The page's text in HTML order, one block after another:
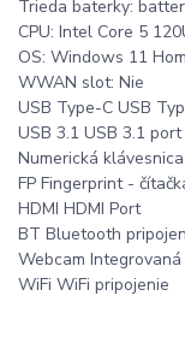
Trieda baterky:
CPU: Intel Core 5
OS: Windows 11
WWAN slot: Nie
USB Type-C USB
USB 3.1 USB 3.1 port
Numerická
FP Fingerprint -
HDMI HDMI Port
BT Bluetooth
Webcam
WiFi WiFi pripojenie